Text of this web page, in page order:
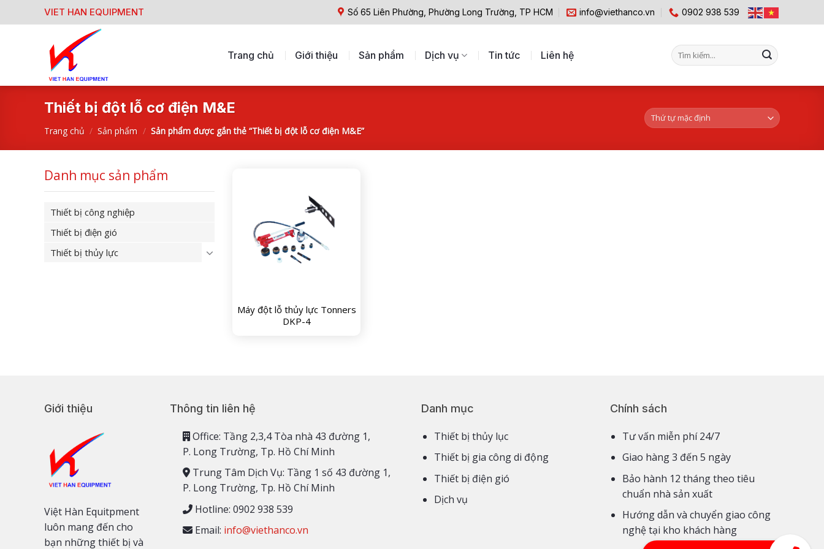
to
VIET HAN EQUIPMENT Số 65 Liên Phường, Phường Long Trường, TP HCM info@viethanco.vn 0902 938 539
Trang chủ Giới thiệu Sản phẩm Dịch vụ Tin tức Liên hệ
Tìm
kiếm:
Thiết bị đột lỗ cơ điện M&E
Trang chủ / Sản phẩm / Sản phẩm được gắn thẻ “Thiết bị đột lỗ cơ điện M&E”
Danh mục sản phẩm
Thiết bị công nghiệp
Thiết bị điện gió
Thiết bị thủy lực
Máy đột lỗ thủy lực Tonners
DKP-4
Giới thiệu
Việt Hàn Equitpment
luôn mang đến cho
bạn những thiết bị và
Thông tin liên hệ
Office: Tầng 2,3,4 Tòa nhà 43 đường 1,
P. Long Trường, Tp. Hồ Chí Minh
Trung Tâm Dịch Vụ: Tầng 1 số 43 đường 1,
P. Long Trường, Tp. Hồ Chí Minh
Hotline: 0902 938 539
Email: info@viethanco.vn
Danh mục
Thiết bị thủy lục
Thiết bị gia công di động
Thiết bị điện gió
Dịch vụ
Chính sách
Tư vấn miễn phí 24/7
Giao hàng 3 đến 5 ngày
Bảo hành 12 tháng theo tiêu
chuẩn nhà sản xuất
Hướng dẫn và chuyển giao công
nghệ tại kho khách hàng